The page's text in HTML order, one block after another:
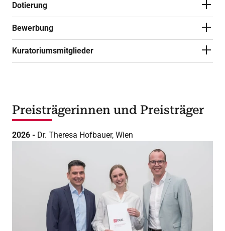
Dotierung
Bewerbung
Kuratoriumsmitglieder
Preisträgerinnen und Preisträger
2026 - Dr. Theresa Hofbauer, Wien